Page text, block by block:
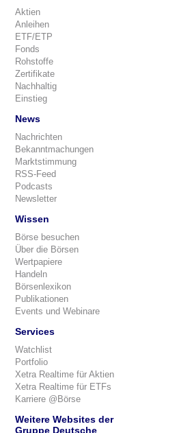
Aktien
Anleihen
ETF/ETP
Fonds
Rohstoffe
Zertifikate
Nachhaltig
Einstieg
News
Nachrichten
Bekanntmachungen
Marktstimmung
RSS-Feed
Podcasts
Newsletter
Wissen
Börse besuchen
Über die Börsen
Wertpapiere
Handeln
Börsenlexikon
Publikationen
Events und Webinare
Services
Watchlist
Portfolio
Xetra Realtime für Aktien
Xetra Realtime für ETFs
Karriere @Börse
Weitere Websites der
Gruppe Deutsche